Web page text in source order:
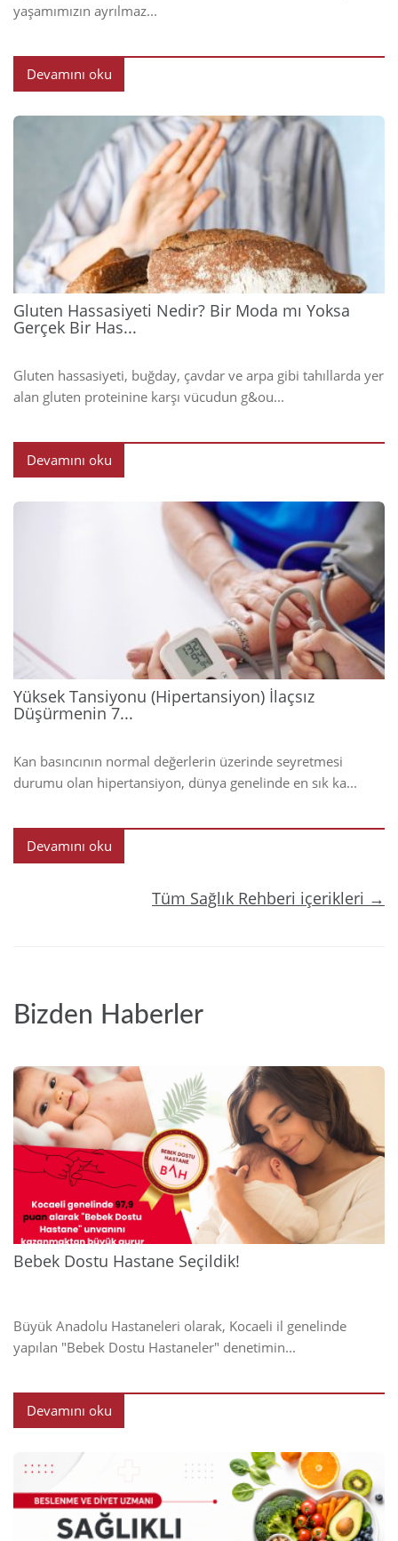
yaşamımızın ayrılmaz...
Devamını oku
Gluten Hassasiyeti Nedir? Bir Moda mı Yoksa
Gerçek Bir Has...
Gluten hassasiyeti, buğday, çavdar ve arpa gibi tahıllarda yer
alan gluten proteinine karşı vücudun g&ou...
Devamını oku
2026
Yüksek Tansiyonu (Hipertansiyon) İlaçsız
Düşürmenin 7...
Kan basıncının normal değerlerin üzerinde seyretmesi
durumu olan hipertansiyon, dünya genelinde en sık ka...
Devamını oku
Tüm Sağlık Rehberi içerikleri →
Bizden Haberler
2024
Bebek Dostu Hastane Seçildik!
Büyük Anadolu Hastaneleri olarak, Kocaeli il genelinde
yapılan "Bebek Dostu Hastaneler" denetimin...
Devamını oku